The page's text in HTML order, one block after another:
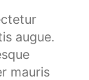
augue.
mauris